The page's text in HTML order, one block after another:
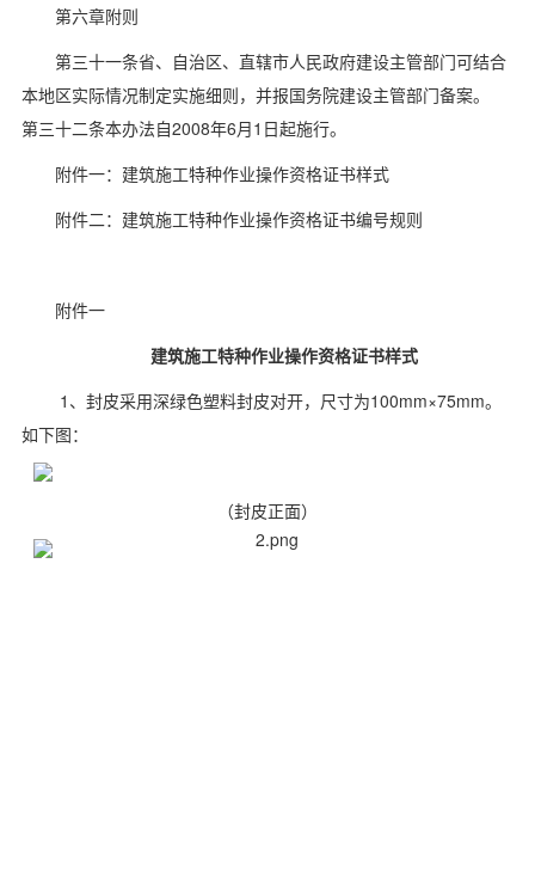
第六章附则
第三十一条省、自治区、直辖市人民政府建设主管部门可结合
本地区实际情况制定实施细则，并报国务院建设主管部门备案。
第三十二条本办法自2008年6月1日起施行。
附件一：建筑施工特种作业操作资格证书样式
附件二：建筑施工特种作业操作资格证书编号规则
附件一
建筑施工特种作业操作资格证书样式
1、封皮采用深绿色塑料封皮对开，尺寸为100mm×75mm。
如下图：
（封皮正面）